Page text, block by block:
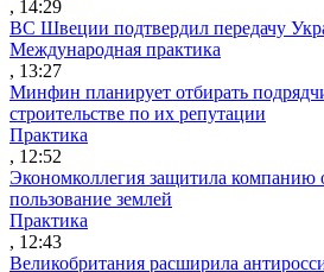
, 14:29
ВС Швеции подтвердил передачу
Международная практика
, 13:27
Минфин планирует отбирать
строительстве по их репутации
Практика
, 12:52
Экономколлегия защитила компанию
пользование землей
Практика
, 12:43
Великобритания расширила